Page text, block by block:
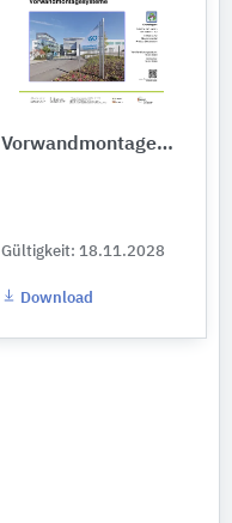
Vorwandmontagesysteme
Gültigkeit: 18.11.2028
Download